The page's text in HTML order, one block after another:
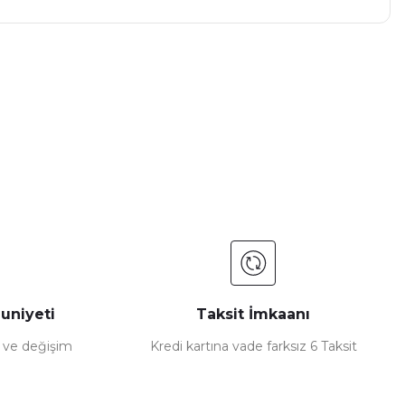
ve değişim
Taksit İmkaanı
Kredi kartına vade farksız 6 Taksit